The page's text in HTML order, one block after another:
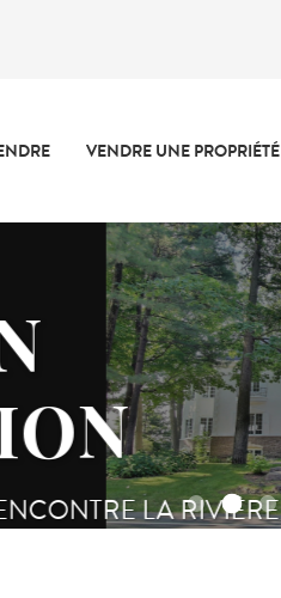
VENDRE UNE PROPRIÉTÉ
LA RIVIÈRE!